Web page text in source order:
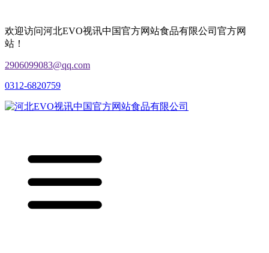
欢迎访问河北EVO视讯中国官方网站食品有限公司官方网
站！
2906099083@qq.com
0312-6820759